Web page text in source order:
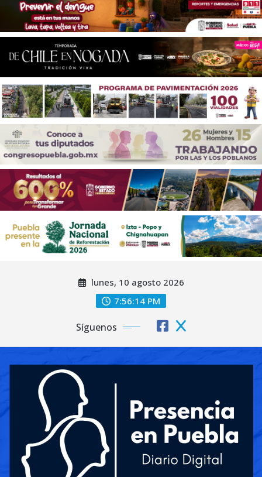
lunes, 10 agosto 2026
7:56:16 PM
Síguenos